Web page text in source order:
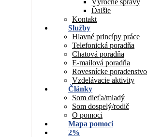
Výročné správy
Ďalšie
Kontakt
Služby
Hlavné princípy práce
Telefonická poradňa
Chatová poradňa
E-mailová poradňa
Rovesnícke poradenstvo
Vzdelávacie aktivity
Články
Som dieťa/mladý
Som dospelý/rodič
O pomoci
Mapa pomoci
2%